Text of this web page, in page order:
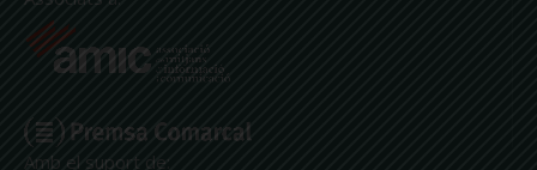
Amb el suport de: